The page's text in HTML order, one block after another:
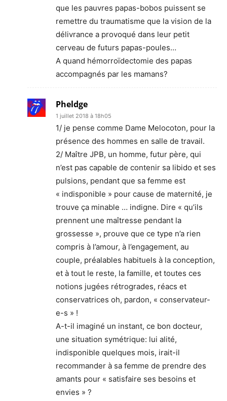
que les pauvres papas-bobos puissent se
remettre du traumatisme que la vision de la
délivrance a provoqué dans leur petit
cerveau de futurs papas-poules…
A quand hémorroïdectomie des papas
accompagnés par les mamans?
Pheldge
1 juillet 2018 à 18h05
1/ je pense comme Dame Melocoton, pour la
présence des hommes en salle de travail.
2/ Maître JPB, un homme, futur père, qui
n’est pas capable de contenir sa libido et ses
pulsions, pendant que sa femme est
« indisponible » pour cause de maternité, je
trouve ça minable … indigne. Dire « qu’ils
prennent une maîtresse pendant la
grossesse », prouve que ce type n’a rien
compris à l’amour, à l’engagement, au
couple, préalables habituels à la conception,
et à tout le reste, la famille, et toutes ces
notions jugées rétrogrades, réacs et
conservatrices oh, pardon, « conservateur-
e-s » !
A-t-il imaginé un instant, ce bon docteur,
une situation symétrique: lui alité,
indisponible quelques mois, irait-il
recommander à sa femme de prendre des
amants pour « satisfaire ses besoins et
envies » ?